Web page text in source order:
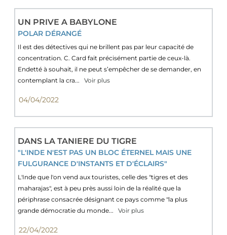
UN PRIVE A BABYLONE
POLAR DÉRANGÉ
Il est des détectives qui ne brillent pas par leur capacité de
concentration. C. Card fait précisément partie de ceux-là.
Endetté à souhait, il ne peut s’empêcher de se demander, en
contemplant la cra...
Voir plus
04/04/2022
DANS LA TANIERE DU TIGRE
"L'INDE N'EST PAS UN BLOC ÉTERNEL MAIS UNE
FULGURANCE D'INSTANTS ET D'ÉCLAIRS"
L'Inde que l'on vend aux touristes, celle des "tigres et des
maharajas", est à peu près aussi loin de la réalité que la
périphrase consacrée désignant ce pays comme "la plus
grande démocratie du monde...
Voir plus
22/04/2022